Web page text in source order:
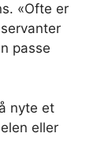
«Ofte er
passe
nyte et
eller